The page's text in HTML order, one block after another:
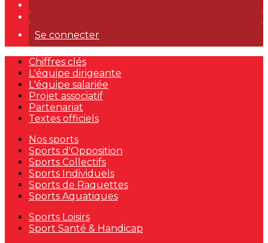
Se connecter
Chiffres clés
L'équipe dirigeante
L'équipe salariée
Projet associatif
Partenariat
Textes officiels
Nos sports
Sports d'Opposition
Sports Collectifs
Sports Individuels
Sports de Raquettes
Sports Aquatiques
Sports Loisirs
Sport Santé & Handicap